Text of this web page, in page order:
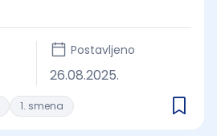
Postavljeno
26.08.2025.
1. smena